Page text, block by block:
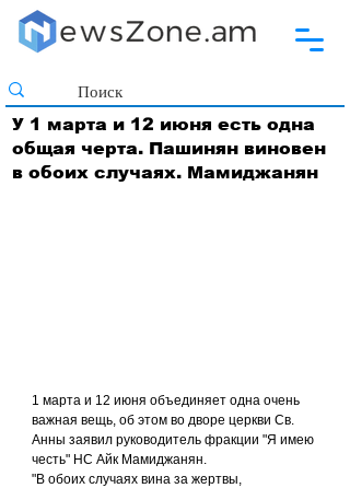
У 1 марта и 12 июня есть одна
общая черта. Пашинян виновен
в обоих случаях. Мамиджанян
1 марта и 12 июня объединяет одна очень
важная вещь, об этом во дворе церкви Св.
Анны заявил руководитель фракции "Я имею
честь" НС Айк Мамиджанян.
"В обоих случаях вина за жертвы,